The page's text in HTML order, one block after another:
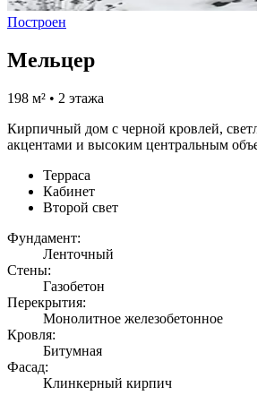
Построен
Мельцер
198 м² • 2 этажа
Кирпичный дом с черной кровлей,
акцентами и высоким центральным
Терраса
Кабинет
Второй свет
Фундамент:
Ленточный
Стены:
Газобетон
Перекрытия:
Монолитное железобетонное
Кровля:
Битумная
Фасад:
Клинкерный кирпич